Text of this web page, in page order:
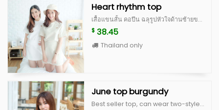
Heart rhythm top
เสื้อแขนสั้น คอปีน ฉลุรูปหัวใจด้านซ้ายของหน้าอก ด้านหลังเป็นกระดุมปั้ม ดีไซน์น่ารักสุดๆ เป็น signature ของทางร้าน ตัวเสื้อทำจากผ้านำเข้าเนื้อดี มีซับในและอัดกาวเต็มตัว คัดติ้งเนี้ยบ ไม่อยากให้พลาดจริงๆค่ะตัวนี้ มีจำนวนจำกัดนะคะ Color : white, peach, blue, beige scott (limited) **สำหรับสี beige scott จะเป็นผ้าญี่ปุ่นสั่งนำเข้าพิเศษ ลอตแรกมีจำนวนไม่เยอะค่ะ ^^ Size : อก 36” ยาว 20” แขนเสื้อยาว 8.5”
$ 38.45
Thailand only
June top burgundy
Best seller top, can wear two-style both front and back side made from quality fabric with good cutting customized size up to you! size s : bust 32” lenght 20” Size M : bust 34” lenght 20”